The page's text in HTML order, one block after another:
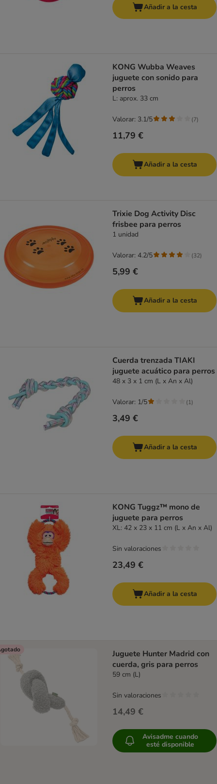
Añadir a la cesta
KONG Wubba Weaves
juguete con sonido para
perros
L: aprox. 33 cm
11,79 €
Valorar: 3.1/5 (7)
Añadir a la cesta
Trixie Dog Activity Disc
frisbee para perros
1 unidad
5,99 €
Valorar: 4.2/5 (32)
Añadir a la cesta
Cuerda trenzada TIAKI
juguete acuático para perros
48 x 3 x 1 cm (L x An x Al)
3,49 €
Valorar: 1/5 (1)
Añadir a la cesta
KONG Tuggz™ mono de
juguete para perros
XL: 42 x 23 x 11 cm (L x An x Al)
23,49 €
Sin valoraciones
Añadir a la cesta
Juguete Hunter Madrid con
cuerda, gris para perros
59 cm (L)
14,49 €
Sin valoraciones
Avisadme cuando
esté disponible